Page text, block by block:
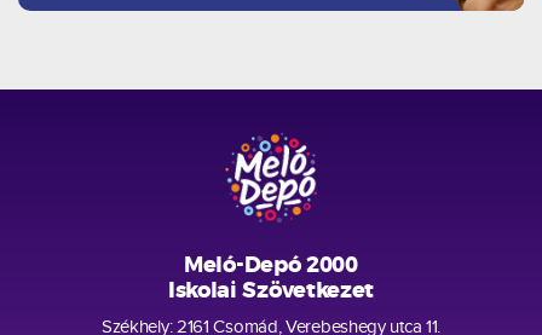
Meló-Depó 2000
Iskolai Szövetkezet
Székhely: 2161 Csomád, Verebeshegy utca 11.